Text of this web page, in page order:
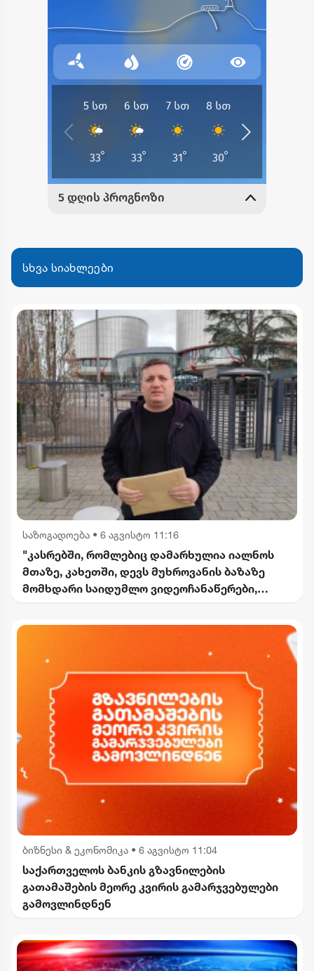
სხვა სიახლეები
საზოგადოება • 6 აგვისტო 11:16
"კასრებში, რომლებიც დამარხულია იალნოს
მთაზე, კახეთში, დევს მუხროვანის ბაზაზე
მომხდარი საიდუმლო ვიდეოჩანაწერები,
ბიზნესი & ეკონომიკა • 6 აგვისტო 11:04
საქართველოს ბანკის გზავნილების
გათამაშების მეორე კვირის გამარჯვებულები
გამოვლინდნენ